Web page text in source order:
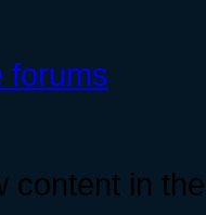
forums
content in